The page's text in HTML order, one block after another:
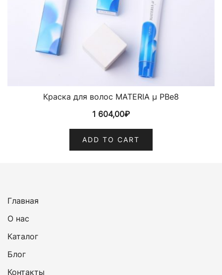
Краска для волос MATERIA µ PBe8
1 604,00₽
ADD TO CART
Главная
О нас
Каталог
Блог
Контакты